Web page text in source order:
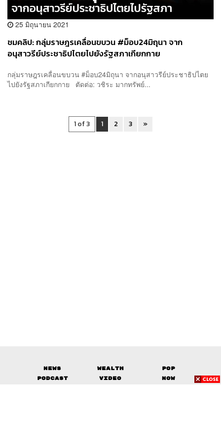
25 มิถุนายน 2021
ชมคลิป: กลุ่มราษฎรเคลื่อนขบวน #ม็อบ24มิถุนา จาก
อนุสาวรีย์ประชาธิปไตยไปยังรัฐสภาเกียกกาย
กลุ่มราษฎรเคลื่อนขบวน #ม็อบ24มิถุนา จากอนุสาวรีย์ประชาธิปไตย
ไปยังรัฐสภาเกียกกาย ตัดต่อ: วชิระ มากทรัพย์...
1 of 3 1 2 3 »
News Wealth
Pop
Podcast
Video
Now